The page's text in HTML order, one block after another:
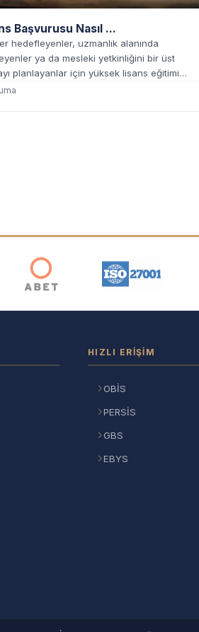
Başvurusu Nasıl ...
hedefleyenler, uzmanlık alanında
ya da mesleki yetkinliğini bir üst
planlayanlar için yüksek lisans eğitimi
noktasıdır. Peki yüksek lisans başvurusu
HIZLI ERIŞIM
OBİS
PERSİS
GBS
EBYS